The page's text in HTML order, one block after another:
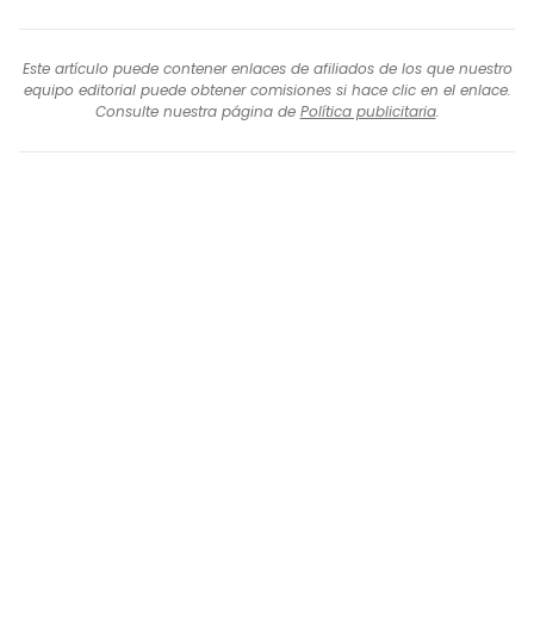
Este artículo puede contener enlaces de afiliados de los que nuestro
equipo editorial puede obtener comisiones si hace clic en el enlace.
Consulte nuestra página de Política publicitaria.